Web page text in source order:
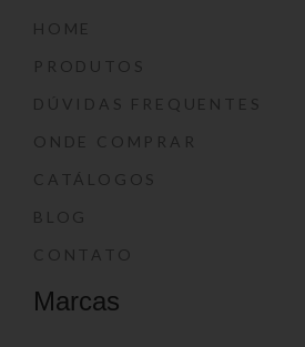
HOME
PRODUTOS
DÚVIDAS FREQUENTES
ONDE COMPRAR
CATÁLOGOS
BLOG
CONTATO
Marcas